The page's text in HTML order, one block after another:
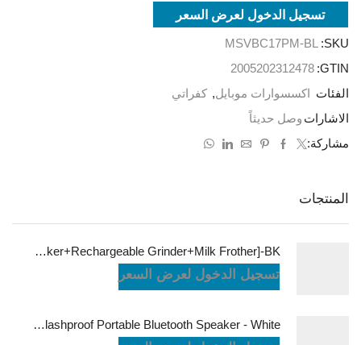
تسجيل الدخول لعرض السعر
SKU:
MSVBC17PM-BL
GTIN:
2005202312478
الفئات
اكسسوارات موبايل, كفراتي
الاشارات وصل حديثاً
مشاركة:
المنتجات
LePresso Brewology Coffee Kit [Espresso Maker+Rechargeable Grinder+Milk Frother]-BK
تسجيل الدخول لعرض السعر
JBL Charge6 Splashproof Portable Bluetooth Speaker - White